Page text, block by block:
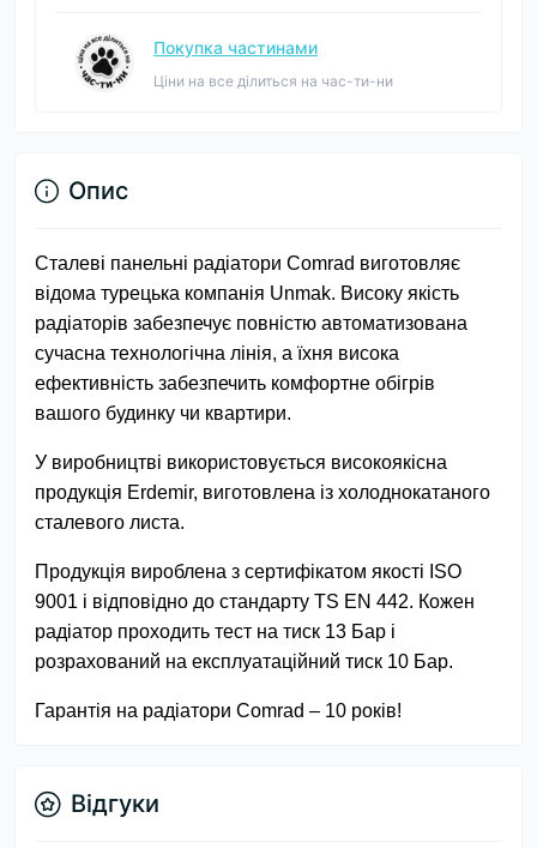
Покупка частинами
Ціни на все ділиться на час-ти-ни
Опис
Сталеві панельні радіатори Comrad виготовляє
відома турецька компанія Unmak. Високу якість
радіаторів забезпечує повністю автоматизована
сучасна технологічна лінія, а їхня висока
ефективність забезпечить комфортне обігрів
вашого будинку чи квартири.
У виробництві використовується високоякісна
продукція Erdemir, виготовлена із холоднокатаного
сталевого листа.
Продукція вироблена з сертифікатом якості ISO
9001 і відповідно до стандарту TS EN 442. Кожен
радіатор проходить тест на тиск 13 Бар і
розрахований на експлуатаційний тиск 10 Бар.
Гарантія на радіатори Comrad – 10 років!
Відгуки